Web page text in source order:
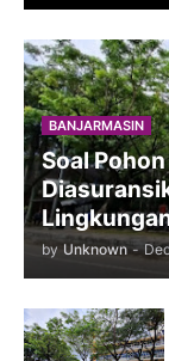
BANJARMASIN
Soal
by Unknown -